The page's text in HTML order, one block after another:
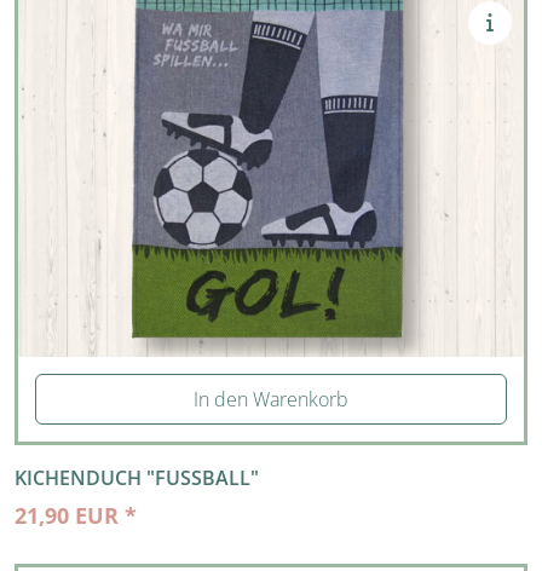
In den Warenkorb
KICHENDUCH "FUSSBALL"
21,90 EUR *